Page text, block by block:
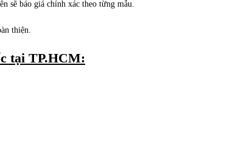
sẽ báo giá chính xác theo từng mẫu.
thiện.
tại TP.HCM: